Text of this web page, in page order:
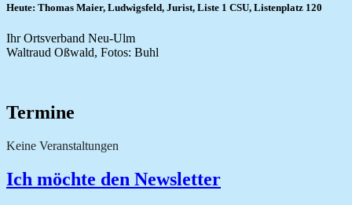
Heute: Thomas Maier, Ludwigsfeld, Jurist, Liste 1 CSU, Listenplatz 120
Ihr Ortsverband Neu-Ulm
Waltraud Oßwald, Fotos: Buhl
Termine
Keine Veranstaltungen
Ich möchte den Newsletter